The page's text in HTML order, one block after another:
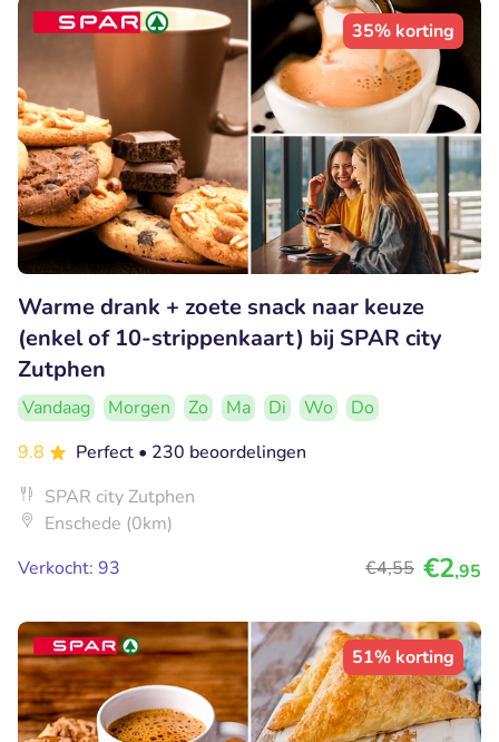
35% korting
Warme drank + zoete snack naar keuze
(enkel of 10-strippenkaart) bij SPAR city
Zutphen
Vandaag Morgen Zo Ma Di Wo
Do
9.8
Perfect • 230 beoordelingen
SPAR city Zutphen
Enschede (0km)
Verkocht: 93
€4,55 €2,95
51% korting